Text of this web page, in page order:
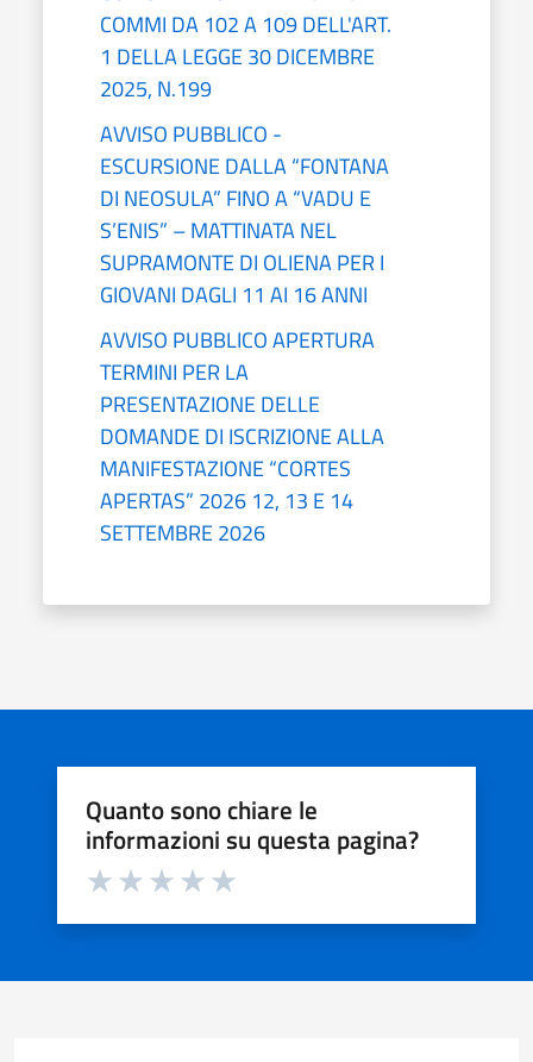
COMMI DA 102 A 109 DELL'ART.
1 DELLA LEGGE 30 DICEMBRE
2025, N.199
AVVISO PUBBLICO -
ESCURSIONE DALLA “FONTANA
DI NEOSULA” FINO A “VADU E
S’ENIS” – MATTINATA NEL
SUPRAMONTE DI OLIENA PER I
GIOVANI DAGLI 11 AI 16 ANNI
AVVISO PUBBLICO APERTURA
TERMINI PER LA
PRESENTAZIONE DELLE
DOMANDE DI ISCRIZIONE ALLA
MANIFESTAZIONE “CORTES
APERTAS” 2026 12, 13 E 14
SETTEMBRE 2026
Quanto sono chiare le
informazioni su questa pagina?
Valuta da 1 a 5 stelle la pagina